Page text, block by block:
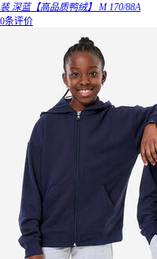
装 深蓝【高品质鸭绒】 M 170/88A
0条评价